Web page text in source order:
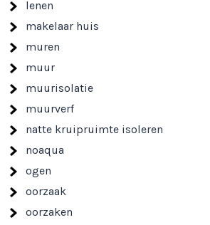
lenen
makelaar huis
muren
muur
muurisolatie
muurverf
natte kruipruimte isoleren
noaqua
ogen
oorzaak
oorzaken